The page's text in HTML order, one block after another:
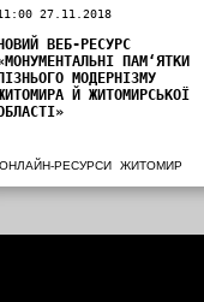
27.11.2018
НОВИЙ ВЕБ-РЕСУРС
ПАМ‘ЯТКИ
ПІЗНЬОГО МОДЕРНІЗМУ
Й ЖИТОМИРСЬКОЇ
ОНЛАЙН-РЕСУРСИ ЖИТОМИР